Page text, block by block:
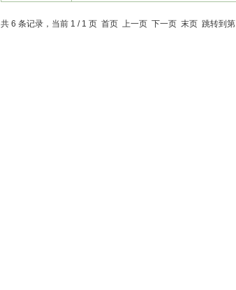
共 6 条记录，当前 1 / 1 页 首页 上一页 下一页 末页 跳转到第